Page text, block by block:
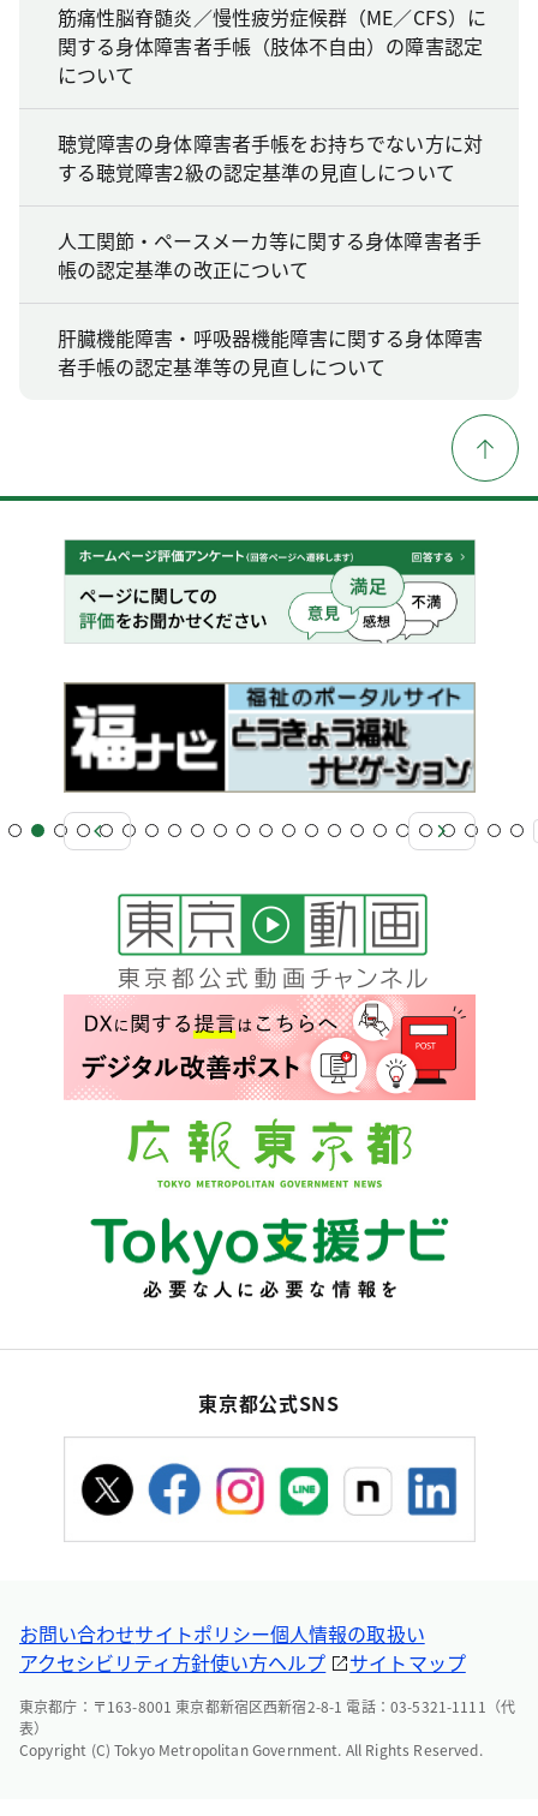
筋痛性脳脊髄炎／慢性疲労症候群（ME／CFS）に
関する身体障害者手帳（肢体不自由）の障害認定
について
聴覚障害の身体障害者手帳をお持ちでない方に対
する聴覚障害2級の認定基準の見直しについて
人工関節・ペースメーカ等に関する身体障害者手
帳の認定基準の改正について
肝臓機能障害・呼吸器機能障害に関する身体障害
者手帳の認定基準等の見直しについて
東京都公式SNS
お問い合わせサイトポリシー個人情報の取扱い
アクセシビリティ方針使い方ヘルプ サイトマップ
東京都庁：〒163-8001 東京都新宿区西新宿2-8-1 電話：03-5321-1111（代
表）
Copyright (C) Tokyo Metropolitan Government. All Rights Reserved.